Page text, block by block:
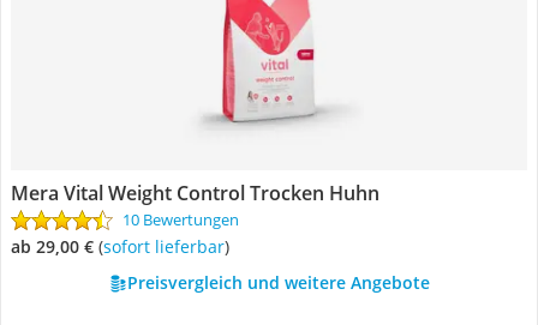
Mera Vital Weight Control Trocken Huhn
10 Bewertungen
ab 29,00 € ( Sofort lieferbar)
Preisvergleich und weitere Angebote